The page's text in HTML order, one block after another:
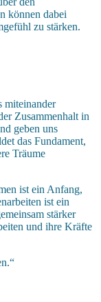
können dabei
zu stärken.
miteinander
Zusammenhalt in
geben uns
das Fundament,
Träume
ist ein Anfang,
ist ein
stärker
und ihre Kräfte